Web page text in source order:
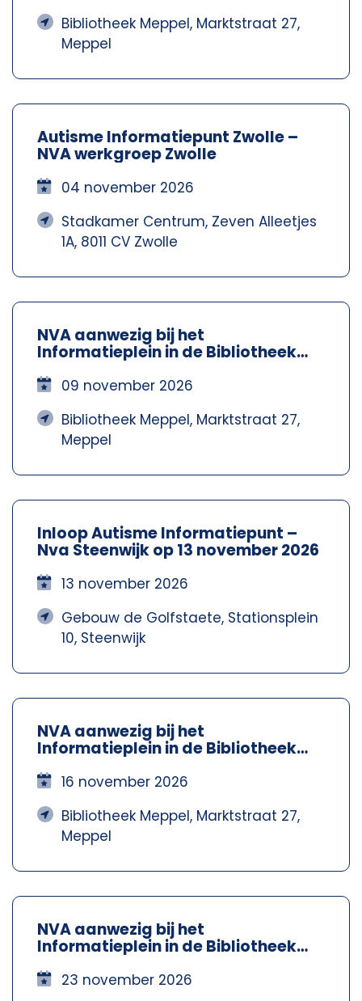
Bibliotheek Meppel, Marktstraat 27,
Meppel
Autisme Informatiepunt Zwolle –
NVA werkgroep Zwolle
04 november 2026
Stadkamer Centrum, Zeven Alleetjes
1A, 8011 CV Zwolle
NVA aanwezig bij het
Informatieplein in de Bibliotheek
Meppel
09 november 2026
Bibliotheek Meppel, Marktstraat 27,
Meppel
Inloop Autisme Informatiepunt –
Nva Steenwijk op 13 november 2026
13 november 2026
Gebouw de Golfstaete, Stationsplein
10, Steenwijk
NVA aanwezig bij het
Informatieplein in de Bibliotheek
Meppel
16 november 2026
Bibliotheek Meppel, Marktstraat 27,
Meppel
NVA aanwezig bij het
Informatieplein in de Bibliotheek
Meppel
23 november 2026